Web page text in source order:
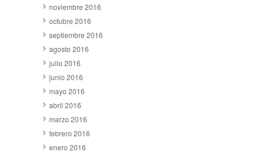
noviembre 2016
octubre 2016
septiembre 2016
agosto 2016
julio 2016
junio 2016
mayo 2016
abril 2016
marzo 2016
febrero 2016
enero 2016